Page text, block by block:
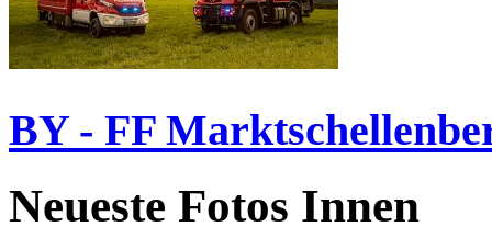
BY - FF
Neueste Fotos Innen